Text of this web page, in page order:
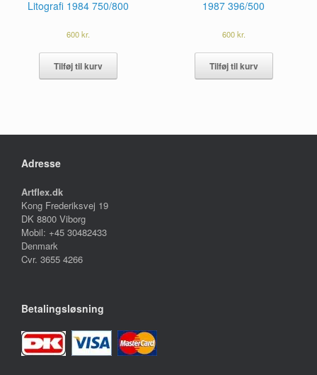
Litografi 1984 750/800
600kr.
Tilføj til kurv
1987 396/500
600kr.
Tilføj til kurv
Adresse
Artflex.dk
Kong Frederiksvej 19
DK 8800 Viborg
Mobil: +45 30482433
Denmark
Cvr. 3655 4266
Betalingsløsning